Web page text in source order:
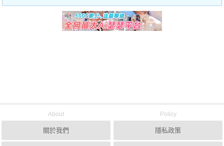
About
關於我們
Policy
隱私政策